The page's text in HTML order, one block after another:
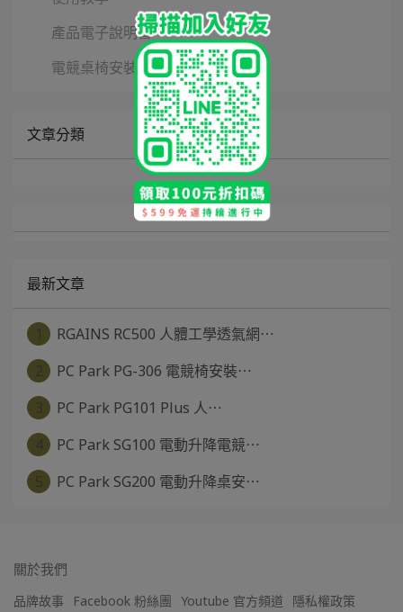
產品電子說明書
電競桌椅安裝說明書
文章分類
最新文章
RGAINS RC500 人體工學透氣網⋯
PC Park PG-306 電競椅安裝⋯
PC Park PG101 Plus 人⋯
PC Park SG100 電動升降電競⋯
PC Park SG200 電動升降桌安⋯
關於我們
品牌故事 Facebook 粉絲團 Youtube 官方頻道
隱私權政策